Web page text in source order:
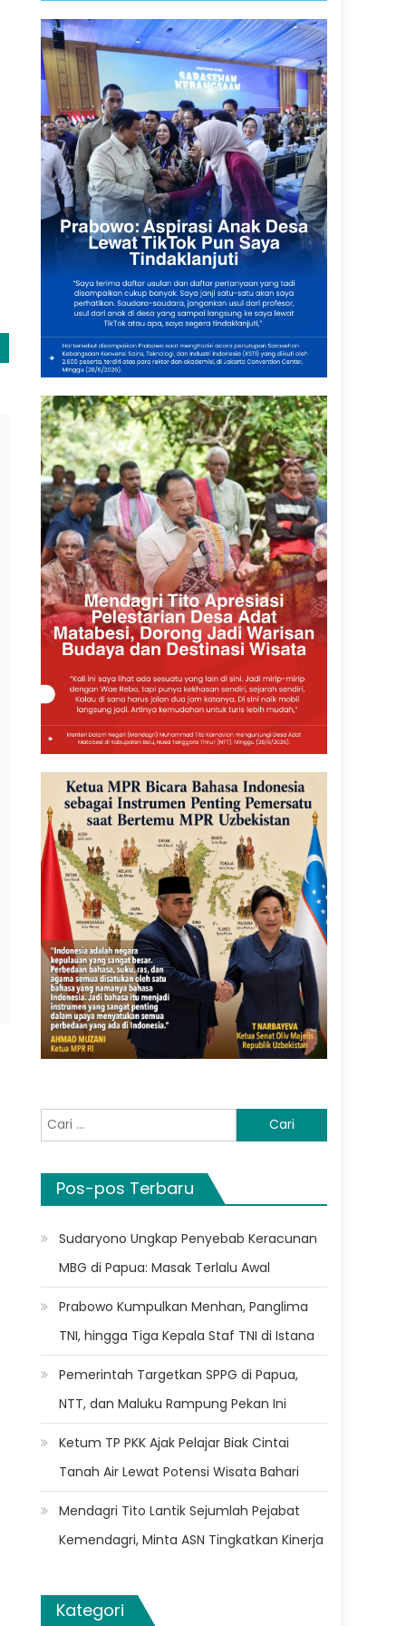
Cari
untuk:
Pos-pos Terbaru
Sudaryono Ungkap Penyebab Keracunan
MBG di Papua: Masak Terlalu Awal
Prabowo Kumpulkan Menhan, Panglima
TNI, hingga Tiga Kepala Staf TNI di Istana
Pemerintah Targetkan SPPG di Papua,
NTT, dan Maluku Rampung Pekan Ini
Ketum TP PKK Ajak Pelajar Biak Cintai
Tanah Air Lewat Potensi Wisata Bahari
Mendagri Tito Lantik Sejumlah Pejabat
Kemendagri, Minta ASN Tingkatkan Kinerja
Kategori